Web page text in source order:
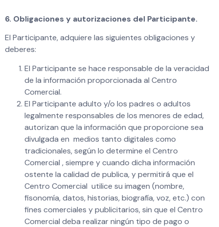
6. Obligaciones y autorizaciones del Participante.
El Participante, adquiere las siguientes obligaciones y
deberes:
El Participante se hace responsable de la veracidad
de la información proporcionada al Centro
Comercial.
El Participante adulto y/o los padres o adultos
legalmente responsables de los menores de edad,
autorizan que la información que proporcione sea
divulgada en medios tanto digitales como
tradicionales, según lo determine el Centro
Comercial , siempre y cuando dicha información
ostente la calidad de publica, y permitirá que el
Centro Comercial utilice su imagen (nombre,
fisonomía, datos, historias, biografía, voz, etc.) con
fines comerciales y publicitarios, sin que el Centro
Comercial deba realizar ningún tipo de pago o